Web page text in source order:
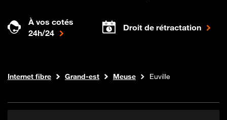
À vos cotés
24h/24
Droit de rétractation
Boutique Orange
Internet fibre Grand-est Meuse Euville